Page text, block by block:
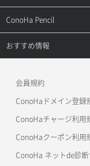
よくある質問
APIドキュメントVPS2.0
APIドキュメントVPS3.0
APIドキュメントVPS2.0
APIドキュメントVPS3.0
ご利用ガイド
サポートトップ
ご利用ガイド
ConoHa Pencil
サポートトップ
おすすめ情報
美雲このは徹底ガイド
会員規約
ConoHaドメイン登録
ConoHaチャージ利用
ConoHaクーポン利用
ConoHa ネットde診